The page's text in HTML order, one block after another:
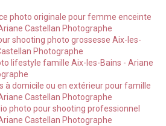
photo originale pour femme enceinte
Castellan Photographe
shooting photo grossesse Aix-les-
Photographe
lifestyle famille Aix-les-Bains - Ariane
à domicile ou en extérieur pour famille
Castellan Photographe
photo pour shooting professionnel
Castellan Photographe